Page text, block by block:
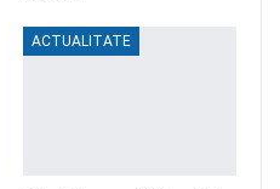
ACTUALITATE